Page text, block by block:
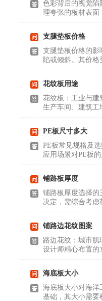
色彩背后的视觉陷
理夸张的板材表面
支腿垫板价格
支腿垫板价格的影
陷或倾斜。其价
花纹板用途
花纹板：工业与建
生产车间、建筑工
PE板尺寸多大
PE板常见规格及
应用场景对PE板
铺路板厚度
铺路板厚度选择的
决定，需综合考
铺路边花纹图案
路边花纹：城市
设计师精心布置的
海底板大小
海底板大小对海洋
基础，其大小需要